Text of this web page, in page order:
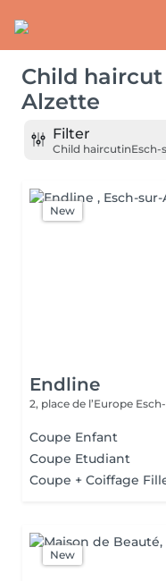
Child haircut
Alzette
Filter
Child haircutinEsch-
New
Endline
2, place de l’Europe
Coupe Enfant
Coupe Etudiant
Coupe + Coiffage
New